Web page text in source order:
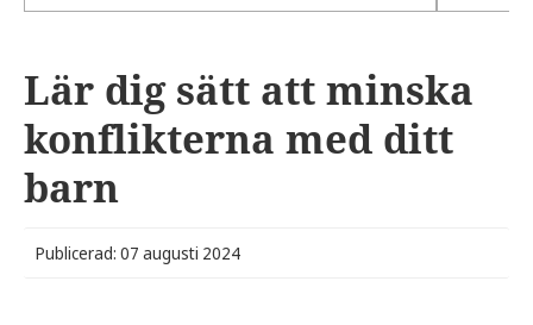
Lär dig sätt att minska
konflikterna med ditt
barn
Publicerad: 07 augusti 2024